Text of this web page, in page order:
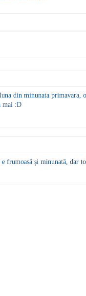
din minunata primavara,
mai :D
frumoasă și minunată, dar